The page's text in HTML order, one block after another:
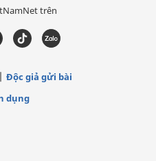
trên
Độc giả gửi bài
dụng